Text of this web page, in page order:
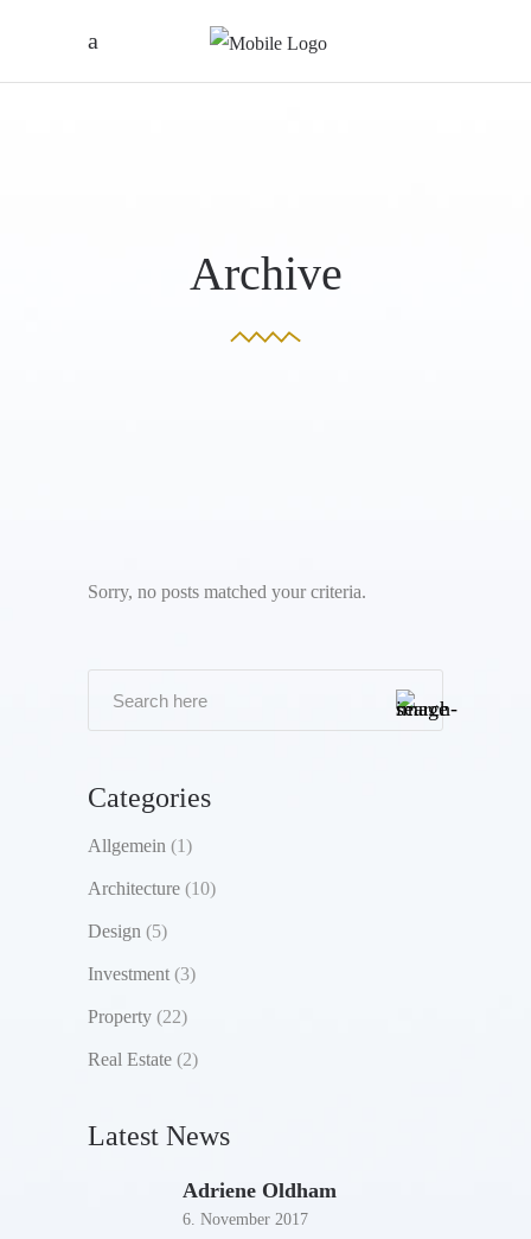
Archive
Sorry, no posts matched your criteria.
Categories
Allgemein (1)
Architecture (10)
Design (5)
Investment (3)
Property (22)
Real Estate (2)
Latest News
Adriene Oldham
6. November 2017